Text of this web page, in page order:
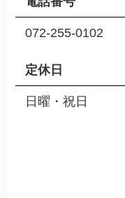
072-255-0102
定休日
日曜・祝日